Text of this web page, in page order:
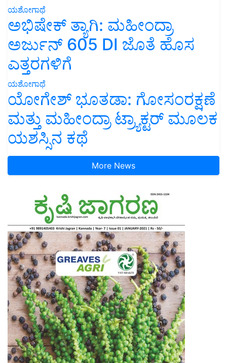
ಯಶೋಗಾಥೆ
ಅಭಿಷೇಕ್ ತ್ಯಾಗಿ: ಮಹೀಂದ್ರಾ
ಅರ್ಜುನ್ 605 DI ಜೊತೆ ಹೊಸ
ಎತ್ತರಗಳಿಗೆ
ಯಶೋಗಾಥೆ
ಯೋಗೇಶ್ ಭೂತಡಾ: ಗೋಸಂರಕ್ಷಣೆ
ಮತ್ತು ಮಹೀಂದ್ರಾ ಟ್ರ್ಯಾಕ್ಟರ್ ಮೂಲಕ
ಯಶಸ್ಸಿನ ಕಥೆ
More News